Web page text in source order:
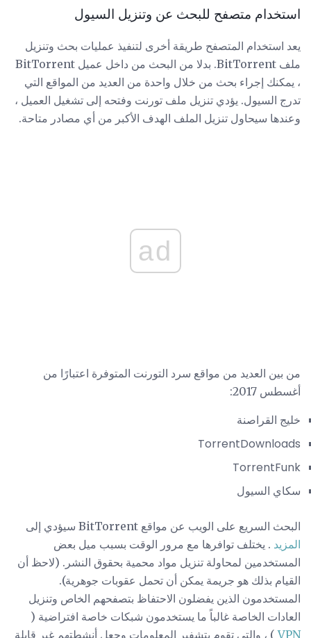
استخدام متصفح للبحث عن وتنزيل السيول
يعد استخدام المتصفح طريقة أخرى لتنفيذ عمليات بحث وتنزيل
ملف BitTorrent. بدلا من البحث من داخل عميل BitTorrent
، يمكنك إجراء بحث من خلال واحدة من العديد من المواقع التي
تدرج السيول. يؤدي تنزيل ملف تورنت وفتحه إلى تشغيل العميل ،
وعندها سيحاول تنزيل الملف الهدف الأكبر من أي مصادر متاحة.
ad
من بين العديد من مواقع سرد التورنت المتوفرة اعتبارًا من
أغسطس 2017:
خليج القراصنة
TorrentDownloads
TorrentFunk
سكاي السيول
البحث السريع على الويب عن مواقع BitTorrent سيؤدي إلى
المزيد . يختلف توافرها مع مرور الوقت بسبب ميل بعض
المستخدمين لمحاولة تنزيل مواد محمية بحقوق النشر. (لاحظ أن
القيام بذلك هو جريمة يمكن أن تحمل عقوبات جوهرية).
المستخدمون الذين يفضلون الاحتفاظ بتصفحهم الخاص وتنزيل
العادات الخاصة غالباً ما يستخدمون شبكات خاصة افتراضية (
VPN) ، والتي تقوم بتشفير المعلومات وجعل أنشطتهم غير قابلة